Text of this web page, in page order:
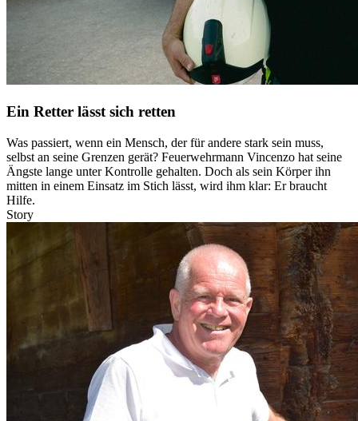
Ein Retter lässt sich retten
Was passiert, wenn ein Mensch, der für andere stark sein muss,
selbst an seine Grenzen gerät? Feuerwehrmann Vincenzo hat seine
Ängste lange unter Kontrolle gehalten. Doch als sein Körper ihn
mitten in einem Einsatz im Stich lässt, wird ihm klar: Er braucht
Hilfe.
Story